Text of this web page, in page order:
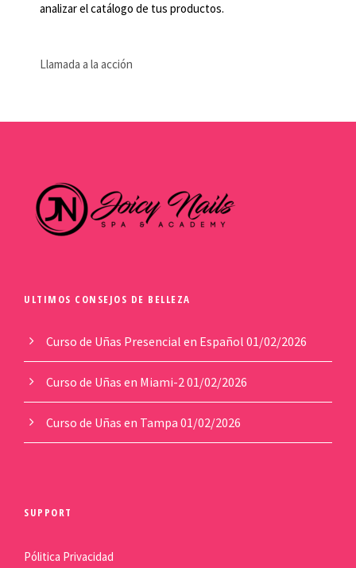
analizar el catálogo de tus productos.
Llamada a la acción
ULTIMOS CONSEJOS DE BELLEZA
Curso de Uñas Presencial en Español 01/02/2026
Curso de Uñas en Miami-201/02/2026
Curso de Uñas en Tampa 01/02/2026
SUPPORT
Pólitica Privacidad